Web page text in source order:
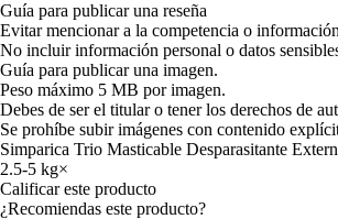
Guía para publicar una reseña
Evitar mencionar a la competencia o
No incluir información personal o datos
Guía para publicar una imagen.
Peso máximo 5 MB por imagen.
Debes de ser el titular o tener los derechos de
Se prohíbe subir imágenes con contenido
Simparica Trio Masticable Desparasitante
2.5-5 kg×
Calificar este producto
Tu valoración
¿Recomiendas este producto?